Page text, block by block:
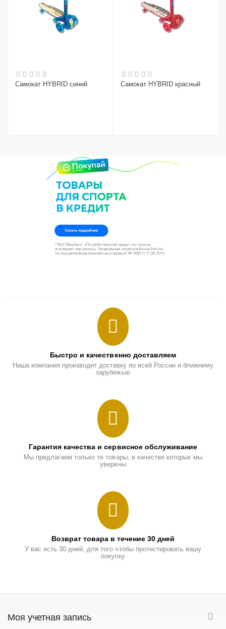
Самокат HYBRID синий Самокат HYBRID красный
Быстро и качественно доставляем
Наша компания производит доставку по всей России и ближнему
зарубежью
Гарантия качества и сервисное обслуживание
Мы предлагаем только те товары, в качестве которых мы
уверены
Возврат товара в течение 30 дней
У вас есть 30 дней, для того чтобы протестировать вашу
покупку
Моя учетная запись